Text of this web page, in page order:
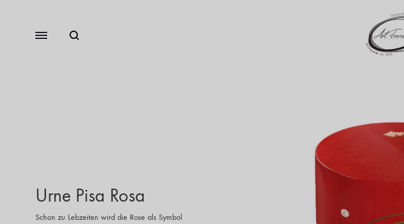
Urne Pisa Rosa
Schon zu Lebzeiten wird die Rose als Symbol